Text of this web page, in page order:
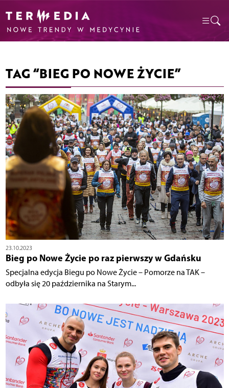
TAG “BIEG PO NOWE ŻYCIE”
23.10.2023
Bieg po Nowe Życie po raz pierwszy w Gdańsku
Specjalna edycja Biegu po Nowe Życie – Pomorze na TAK –
odbyła się 20 października na Starym...